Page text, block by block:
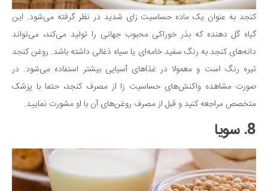
کنجد به عنوان یک ماده حساسیت زای شدید در نظر گرفته می‌شود. این
گیاه گل دهنده که بذر خوراکی محبوب جهانی را تولید می‌کند، می‌تواند
دانه‌های کنجد به رنگ سفید خامه‌ای یا سیاه ذغالی داشته باشد. روغن کنجد
تیره رنگ است و معمولا در غذاهای آسیایی بیشتر استفاده می‌شود. در
صورت مشاهده واکنش‌های حساسیت زا از مصرف کنجد، حتما با پزشک
متخصص مراجعه کنید و قبل از مصرف روغن‌های آن با او مشورت نمایید.
8. سویا